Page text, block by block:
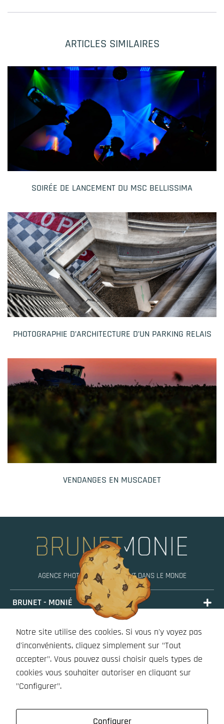
ARTICLES SIMILAIRES
SOIRÉE DE LANCEMENT DU MSC BELLISSIMA
PHOTOGRAPHIE D’ARCHITECTURE D’UN PARKING RELAIS
VENDANGES EN MUSCADET
AGENCE PHOTO, MOBILE PARTOUT DANS LE MONDE
BRUNET - MONIÉ
STORIES
BOUTIQUE (À VENIR)
OUTILS
Notre site utilise des cookies. Si vous n'y voyez pas
d'inconvénients, cliquez simplement sur "Tout
accepter". Vous pouvez aussi choisir quels types de
cookies vous souhaiter autoriser en cliquant sur
"Configurer".
Configurer